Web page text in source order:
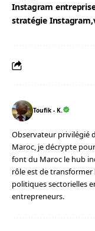
Instagram
stratégie Instagram
Toufik - K.
Observateur privilégié
Maroc, je décrypte
font du Maroc le hub
rôle est de
politiques sectorielles
entrepreneurs.